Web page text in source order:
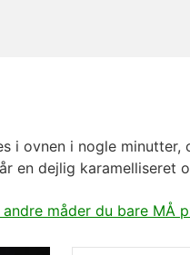
i ovnen i nogle minutter,
en dejlig karamelliseret
måder du bare MÅ